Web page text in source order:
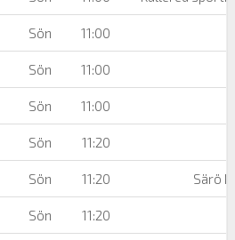
Sön 11:00
Sön 11:00
Sön 11:00
Sön 11:20
Sön 11:20 Särö
Sön 11:20